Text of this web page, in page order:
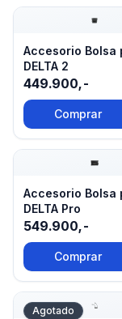
Accesorio Bolsa
Accesorio Bolsa
DELTA 2
449.900,-
Comprar
Accesorio Bolsa
Accesorio Bolsa
DELTA Pro
549.900,-
Comprar
Accesorio
Agotado
juntos.